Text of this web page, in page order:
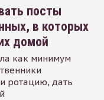
посты
в которых
домой
как минимум
ротацию, дать